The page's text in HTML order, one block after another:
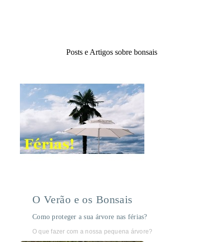
Posts e Artigos sobre bonsais
O Verão e os Bonsais
Como proteger a sua árvore nas férias?
O que fazer com a nossa pequena árvore?